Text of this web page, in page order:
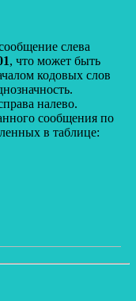
слева
, что может быть
кодовых слов
налево.
сообщения по
в таблице: